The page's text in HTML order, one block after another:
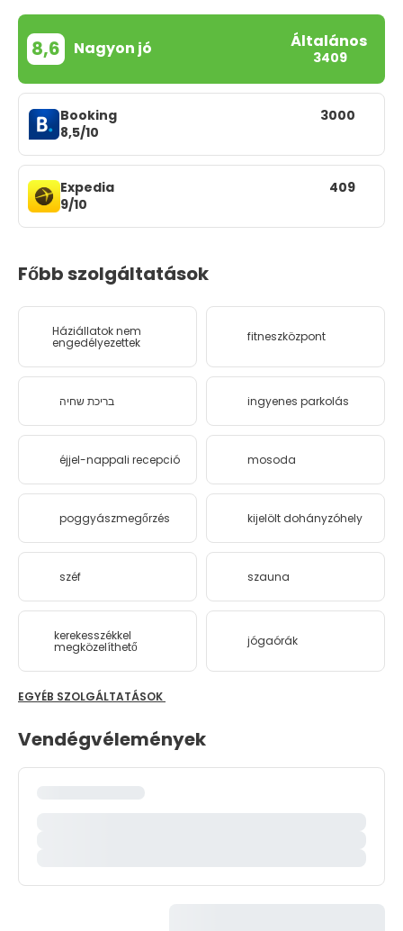
8,6 Nagyon jó Általános
3409
Booking
8,5/10
3000
Expedia
9/10
409
Főbb szolgáltatások
Háziállatok nem
engedélyezettek fitneszközpont
בריכת שחיה ingyenes parkolás
éjjel-nappali recepció mosoda
poggyászmegőrzés kijelölt dohányzóhely
széf szauna
kerekesszékkel
megközelíthető jógaórák
EGYÉB SZOLGÁLTATÁSOK
Vendégvélemények